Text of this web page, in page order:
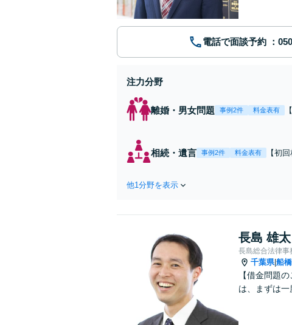
電話で面談予約
注力分野
離婚・男女問題 事例2件 料金表有
相続・遺言 事例2件 料金表有
【初
他1分野を表示
長島 雄太
長島総合法律事
千葉県|船
【借金問題
は、まずは一